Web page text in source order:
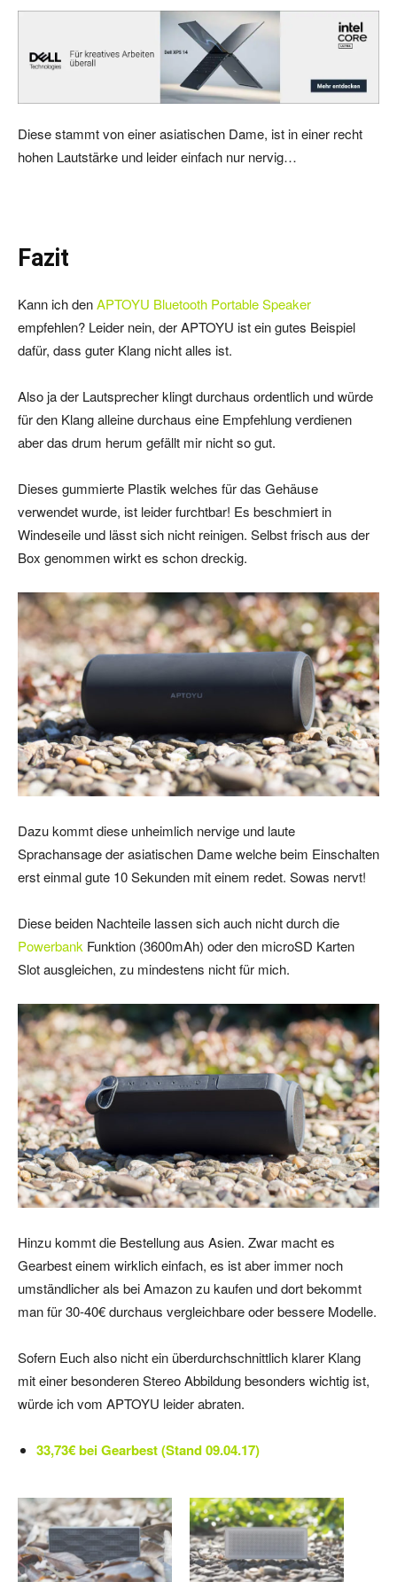
Diese stammt von einer asiatischen Dame, ist in einer recht
hohen Lautstärke und leider einfach nur nervig…
Fazit
Kann ich denAPTOYU Bluetooth Portable Speaker
empfehlen? Leider nein, der APTOYU ist ein gutes Beispiel
dafür, dass guter Klang nicht alles ist.
Also ja der Lautsprecher klingt durchaus ordentlich und würde
für den Klang alleine durchaus eine Empfehlung verdienen
aber das drum herum gefällt mir nicht so gut.
Dieses gummierte Plastik welches für das Gehäuse
verwendet wurde, ist leider furchtbar! Es beschmiert in
Windeseile und lässt sich nicht reinigen. Selbst frisch aus der
Box genommen wirkt es schon dreckig.
Dazu kommt diese unheimlich nervige und laute
Sprachansage der asiatischen Dame welche beim Einschalten
erst einmal gute 10 Sekunden mit einem redet. Sowas nervt!
Diese beiden Nachteile lassen sich auch nicht durch die
Powerbank Funktion (3600mAh) oder den microSD Karten
Slot ausgleichen, zu mindestens nicht für mich.
Hinzu kommt die Bestellung aus Asien. Zwar macht es
Gearbest einem wirklich einfach, es ist aber immer noch
umständlicher als bei Amazon zu kaufen und dort bekommt
man für 30-40€ durchaus vergleichbare oder bessere Modelle.
Sofern Euch also nicht ein überdurchschnittlich klarer Klang
mit einer besonderen Stereo Abbildung besonders wichtig ist,
würde ich vom APTOYU leider abraten.
33,73€ bei Gearbest (Stand 09.04.17)